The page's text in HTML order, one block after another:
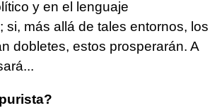
y en el lenguaje
si, más allá de tales entornos, los
dobletes, estos prosperarán. A